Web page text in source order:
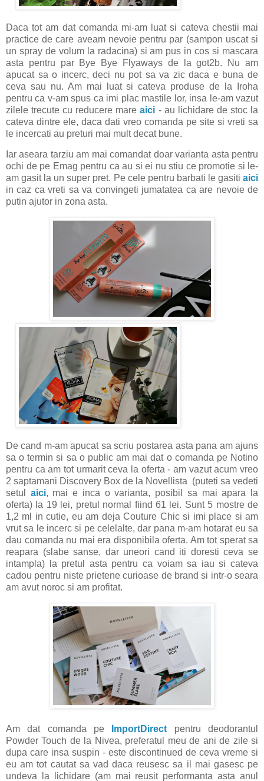
Daca tot am dat comanda mi-am luat si cateva chestii mai
practice de care aveam nevoie pentru par (sampon uscat si
un spray de volum la radacina) si am pus in cos si mascara
asta pentru par Bye Bye Flyaways de la got2b. Nu am
apucat sa o incerc, deci nu pot sa va zic daca e buna de
ceva sau nu. Am mai luat si cateva produse de la Iroha
pentru ca v-am spus ca imi plac mastile lor, insa le-am vazut
zilele trecute cu reducere mareaici - au lichidare de stoc la
cateva dintre ele, daca dati vreo comanda pe site si vreti sa
le incercati au preturi mai mult decat bune.
Iar aseara tarziu am mai comandat doar varianta asta pentru
ochi de pe Emag pentru ca au si ei nu stiu ce promotie si le-
am gasit la un super pret. Pe cele pentru barbati le gasiti aici
in caz ca vreti sa va convingeti jumatatea ca are nevoie de
putin ajutor in zona asta.
De cand m-am apucat sa scriu postarea asta pana am ajuns
sa o termin si sa o public am mai dat o comanda pe Notino
pentru ca am tot urmarit ceva la oferta - am vazut acum vreo
2 saptamani Discovery Box de la Novellista (puteti sa vedeti
setul aici, mai e inca o varianta, posibil sa mai apara la
oferta) la 19 lei, pretul normal fiind 61 lei. Sunt 5 mostre de
1,2 ml in cutie, eu am deja Couture Chic si imi place si am
vrut sa le incerc si pe celelalte, dar pana m-am hotarat eu sa
dau comanda nu mai era disponibila oferta. Am tot sperat sa
reapara (slabe sanse, dar uneori cand iti doresti ceva se
intampla) la pretul asta pentru ca voiam sa iau si cateva
cadou pentru niste prietene curioase de brand si intr-o seara
am avut noroc si am profitat.
Am dat comanda pe ImportDirect pentru deodorantul
Powder Touch de la Nivea, preferatul meu de ani de zile si
dupa care insa suspin - este discontinued de ceva vreme si
eu am tot cautat sa vad daca reusesc sa il mai gasesc pe
undeva la lichidare (am mai reusit performanta asta anul